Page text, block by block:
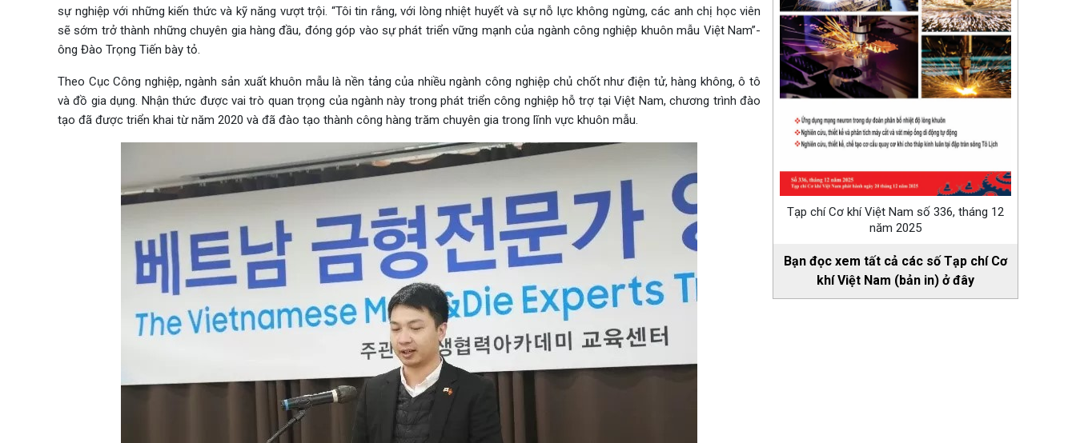
sự nghiệp với những kiến thức và kỹ năng vượt trội. “Tôi tin rằng, với lòng nhiệt huyết và sự nỗ lực không ngừng, các anh chị học viên
sẽ sớm trở thành những chuyên gia hàng đầu, đóng góp vào sự phát triển vững mạnh của ngành công nghiệp khuôn mẫu Việt Nam”-
ông Đào Trọng Tiến bày tỏ.
Theo Cục Công nghiệp, ngành sản xuất khuôn mẫu là nền tảng của nhiều ngành công nghiệp chủ chốt như điện tử, hàng không, ô tô
và đồ gia dụng. Nhận thức được vai trò quan trọng của ngành này trong phát triển công nghiệp hỗ trợ tại Việt Nam, chương trình đào
tạo đã được triển khai từ năm 2020 và đã đào tạo thành công hàng trăm chuyên gia trong lĩnh vực khuôn mẫu.
Tạp chí Cơ khí Việt Nam số 336, tháng 12
năm 2025
Bạn đọc xem tất cả các số Tạp chí Cơ
khí Việt Nam (bản in) ở đây